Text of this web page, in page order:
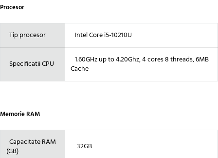
Procesor
Tip procesor Intel Core i5-10210U
Specificatii CPU
1.60GHz up to 4.20Ghz, 4 cores 8 threads, 6MB
Cache
Memorie RAM
Capacitate RAM
(GB)
32GB